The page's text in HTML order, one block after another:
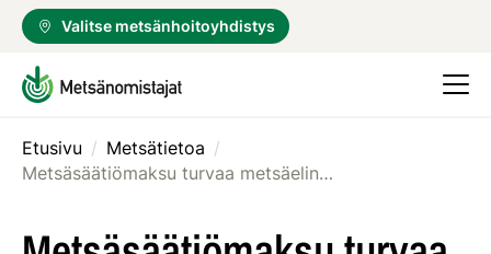
Valitse metsänhoitoyhdistys
Etusivu / Metsätietoa /
Metsäsäätiömaksu turvaa metsäelinkeinon tulevaisuutta